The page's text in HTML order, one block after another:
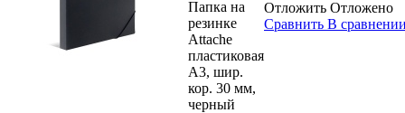
Папка на
резинке
Attache
пластиковая
А3, шир.
кор. 30 мм,
черный
Отложить Отложено
Сравнить В